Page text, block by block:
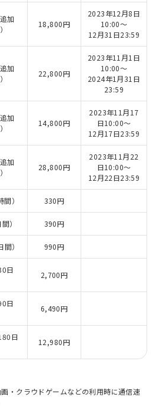
加
18,800円
2023年12月8日
10:00～
12月31日23:59
加
22,800円
2023年11月1日
10:00～
2024年1月31日
23:59
加
14,800円
2023年11月17
日10:00～
12月17日23:59
加
28,800円
2023年11月22
日10:00～
12月22日23:59
） 330円
） 390円
） 990円
日
2,700円
日
6,490円
日
12,980円
・クラウドゲームなどの利用時に通信速